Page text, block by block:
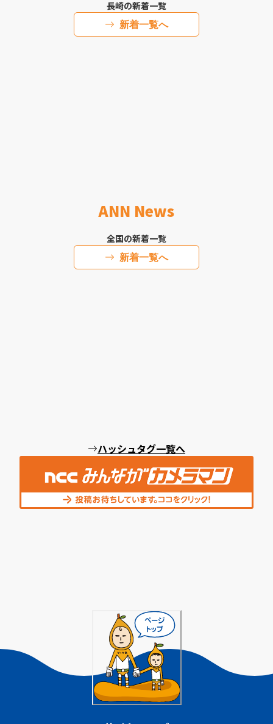
長崎の新着一覧
新着一覧へ
ANN News
全国の新着一覧
新着一覧へ
ハッシュタグ一覧へ